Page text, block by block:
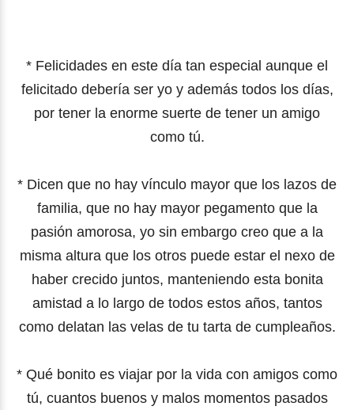
* Felicidades en este día tan especial aunque el
felicitado debería ser yo y además todos los días,
por tener la enorme suerte de tener un amigo
como tú.
* Dicen que no hay vínculo mayor que los lazos de
familia, que no hay mayor pegamento que la
pasión amorosa, yo sin embargo creo que a la
misma altura que los otros puede estar el nexo de
haber crecido juntos, manteniendo esta bonita
amistad a lo largo de todos estos años, tantos
como delatan las velas de tu tarta de cumpleaños.
* Qué bonito es viajar por la vida con amigos como
tú, cuantos buenos y malos momentos pasados